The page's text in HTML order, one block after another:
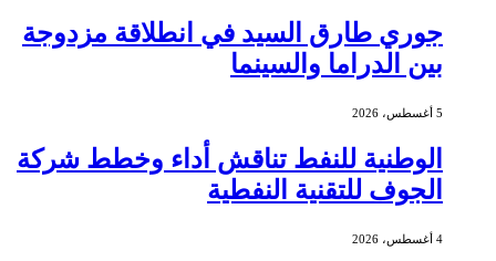
جوري طارق السيد في انطلاقة مزدوجة
بين الدراما والسينما
الوطنية للنفط تناقش أداء وخطط شركة
الجوف للتقنية النفطية